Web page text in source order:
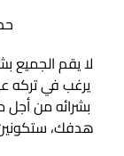
لا يقم الجميع
يرغب في تركه
بشرائه من
هدفك،